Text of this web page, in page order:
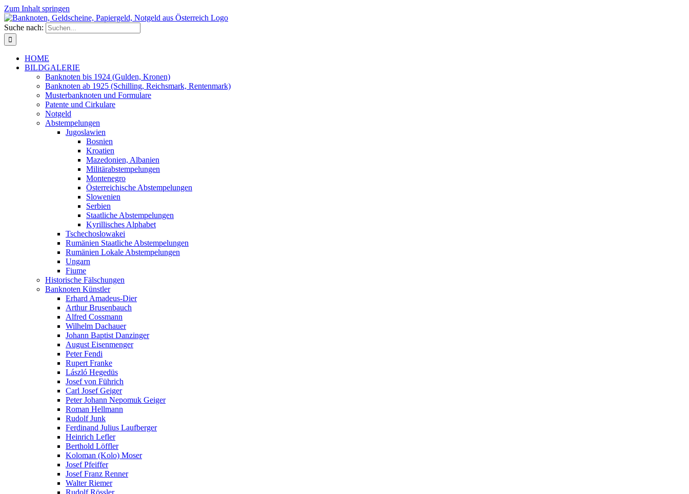
Zum Inhalt springen
Suche nach:
HOME
BILDGALERIE
Banknoten bis 1924 (Gulden, Kronen)
Banknoten ab 1925 (Schilling, Reichsmark, Rentenmark)
Musterbanknoten und Formulare
Patente und Cirkulare
Notgeld
Abstempelungen
Jugoslawien
Bosnien
Kroatien
Mazedonien, Albanien
Militärabstempelungen
Montenegro
Österreichische Abstempelungen
Slowenien
Serbien
Staatliche Abstempelungen
Kyrillisches Alphabet
Tschechoslowakei
Rumänien Staatliche Abstempelungen
Rumänien Lokale Abstempelungen
Ungarn
Fiume
Historische Fälschungen
Banknoten Künstler
Erhard Amadeus-Dier
Arthur Brusenbauch
Alfred Cossmann
Wilhelm Dachauer
Johann Baptist Danzinger
August Eisenmenger
Peter Fendi
Rupert Franke
László Hegedüs
Josef von Führich
Carl Josef Geiger
Peter Johann Nepomuk Geiger
Roman Hellmann
Rudolf Junk
Ferdinand Julius Laufberger
Heinrich Lefler
Berthold Löffler
Koloman (Kolo) Moser
Josef Pfeiffer
Josef Franz Renner
Walter Riemer
Rudolf Rössler